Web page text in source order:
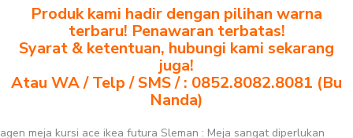
Produk kami hadir dengan pilihan warna
terbaru! Penawaran terbatas!
Syarat & ketentuan, hubungi kami sekarang
juga!
Atau WA / Telp / SMS / : 0852.8082.8081 (Bu
Nanda)
agen meja kursi ace ikea futura Sleman : Meja sangat diperlukan